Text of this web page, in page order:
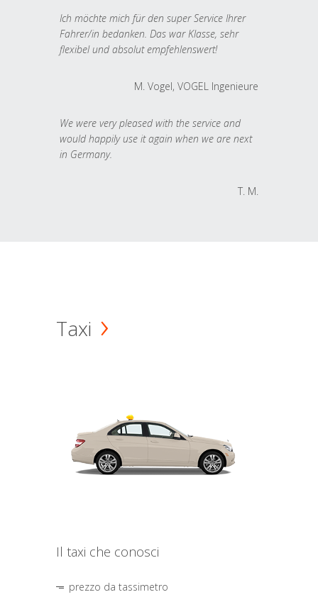
Ich möchte mich für den super Service Ihrer
Fahrer/in bedanken. Das war Klasse, sehr
flexibel und absolut empfehlenswert!
M. Vogel, VOGEL Ingenieure
We were very pleased with the service and
would happily use it again when we are next
in Germany.
T. M.
Taxi
Il taxi che conosci
prezzo da tassimetro